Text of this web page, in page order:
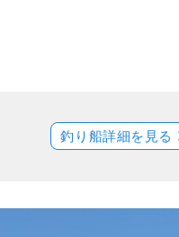
釣り船詳細を見る